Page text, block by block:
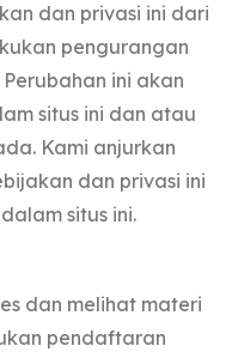
dan privasi ini dari
pengurangan
ini akan
situs ini dan atau
Kami anjurkan
dan privasi ini
situs ini.
dan melihat materi
pendaftaran